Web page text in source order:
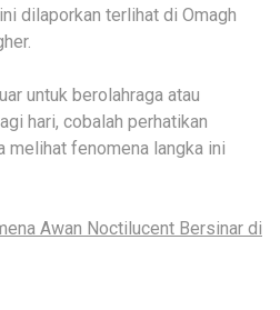
dilaporkan terlihat di Omagh
untuk berolahraga atau
hari, cobalah perhatikan
melihat fenomena langka ini
Awan Noctilucent Bersinar di